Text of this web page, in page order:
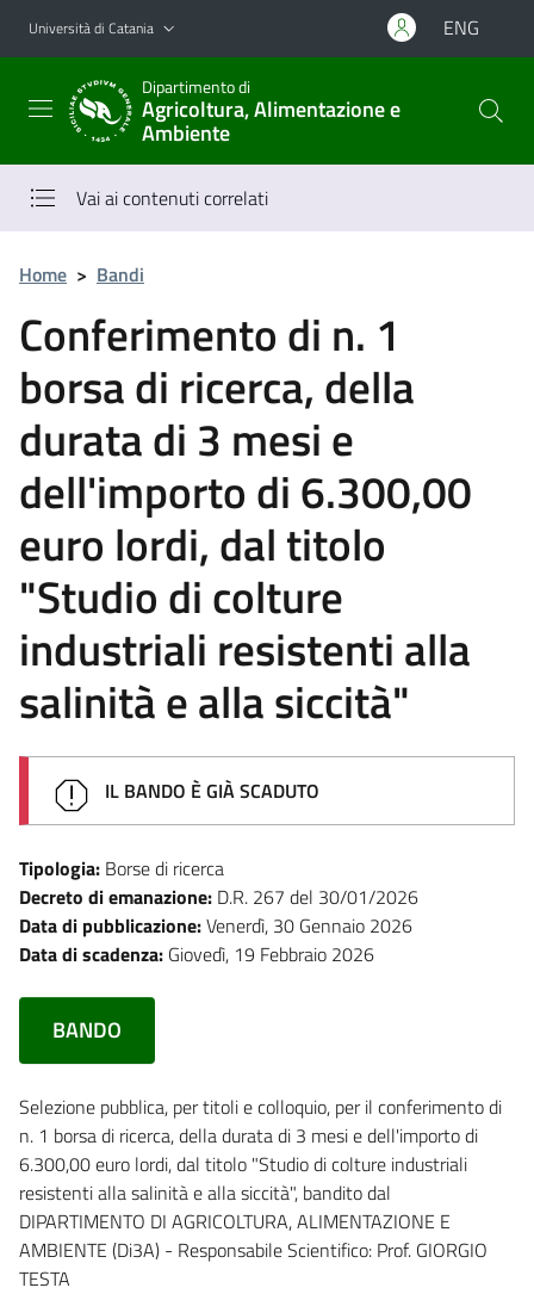
Vai al contenuto principale
Vai al menu di navigazione
Università di Catania ENG
Dipartimento di
Agricoltura, Alimentazione e
Ambiente
Vai ai contenuti correlati
Home > Bandi
Conferimento di n. 1
borsa di ricerca, della
durata di 3 mesi e
dell'importo di 6.300,00
euro lordi, dal titolo
"Studio di colture
industriali resistenti alla
salinità e alla siccità"
IL BANDO È GIÀ SCADUTO
Tipologia: Borse di ricerca
Decreto di emanazione: D.R. 267 del 30/01/2026
Data di pubblicazione:Venerdì, 30 Gennaio 2026
Data di scadenza: Giovedì, 19 Febbraio 2026
BANDO
Selezione pubblica, per titoli e colloquio, per il conferimento di
n. 1 borsa di ricerca, della durata di 3 mesi e dell'importo di
6.300,00 euro lordi, dal titolo "Studio di colture industriali
resistenti alla salinità e alla siccità", bandito dal
DIPARTIMENTO DI AGRICOLTURA, ALIMENTAZIONE E
AMBIENTE (Di3A) - Responsabile Scientifico: Prof. GIORGIO
TESTA